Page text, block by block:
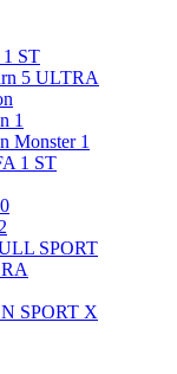
1 ST
5 ULTRA
1
Monster 1
1 ST
SPORT
SPORT X